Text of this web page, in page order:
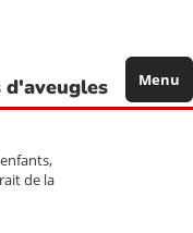
d'aveugles Menu
de la